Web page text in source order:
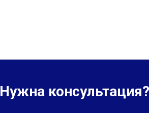
Нужна консультация?